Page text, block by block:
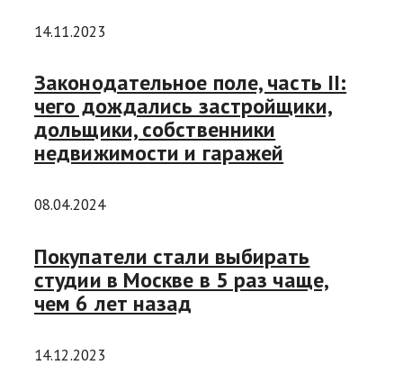
14.11.2023
Законодательное поле, часть II:
чего дождались застройщики,
дольщики, собственники
недвижимости и гаражей
08.04.2024
Покупатели стали выбирать
студии в Москве в 5 раз чаще,
чем 6 лет назад
14.12.2023